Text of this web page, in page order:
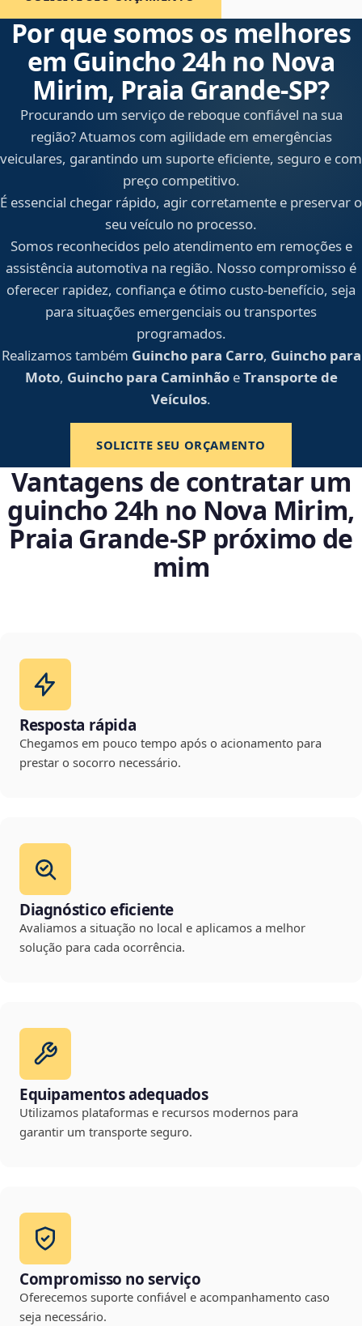
Por que somos os melhores
em Guincho 24h no Nova
Mirim, Praia Grande‑SP?
Procurando um serviço de reboque confiável na sua
região? Atuamos com agilidade em emergências
veiculares, garantindo um suporte eficiente, seguro e com
preço competitivo.
É essencial chegar rápido, agir corretamente e preservar o
seu veículo no processo.
Somos reconhecidos pelo atendimento em remoções e
assistência automotiva na região. Nosso compromisso é
oferecer rapidez, confiança e ótimo custo-benefício, seja
para situações emergenciais ou transportes
programados.
Realizamos também Guincho para Carro, Guincho para
Moto, Guincho para CaminhãoeTransporte de
Veículos.
SOLICITE SEU ORÇAMENTO
Vantagens de contratar um
guincho 24h no Nova Mirim,
Praia Grande‑SP próximo de
mim
Resposta rápida
Chegamos em pouco tempo após o acionamento para
prestar o socorro necessário.
Diagnóstico eficiente
Avaliamos a situação no local e aplicamos a melhor
solução para cada ocorrência.
Equipamentos adequados
Utilizamos plataformas e recursos modernos para
garantir um transporte seguro.
Compromisso no serviço
Oferecemos suporte confiável e acompanhamento caso
seja necessário.